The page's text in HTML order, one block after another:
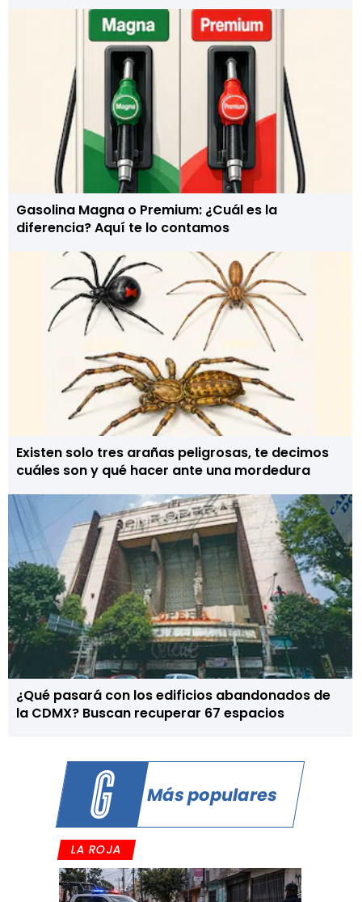
Gasolina Magna o Premium: ¿Cuál es la
diferencia? Aquí te lo contamos
Existen solo tres arañas peligrosas, te decimos
cuáles son y qué hacer ante una mordedura
¿Qué pasará con los edificios abandonados de
la CDMX? Buscan recuperar 67 espacios
Más populares
LA ROJA